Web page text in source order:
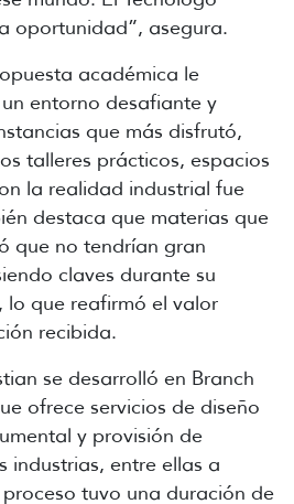
oportunidad”, asegura.
académica le
entorno desafiante y
que más disfrutó,
talleres prácticos, espacios
la realidad industrial fue
destaca que materias que
que no tendrían gran
claves durante su
que reafirmó el valor
recibida.
se desarrolló en Branch
ofrece servicios de diseño
y provisión de
industrias, entre ellas a
tuvo una duración de